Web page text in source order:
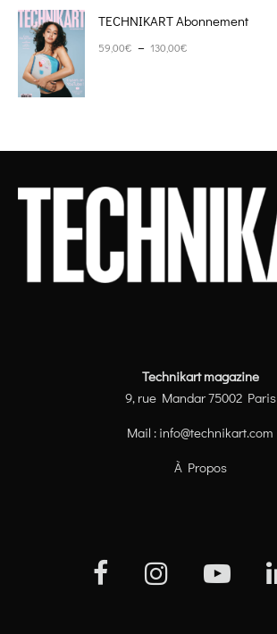
TECHNIKART Abonnement
59,00€ – 130,00€
Technikart magazine
9, rue Mandar 75002 Paris
Mail : info@technikart.com
À Propos